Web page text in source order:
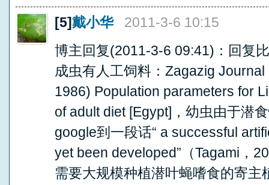
[5]戴小华
2011-3-6 10:15
博主回复(2011-3-6 09:41)：回复
成虫有人工饲料：Zagazig
1986) Population parameters for
of adult diet [Egypt]，幼虫由于潜
google到一段话“ a successful
yet been developed”（Tagami，
需要大规模种植潜叶蝇嗜食的寄